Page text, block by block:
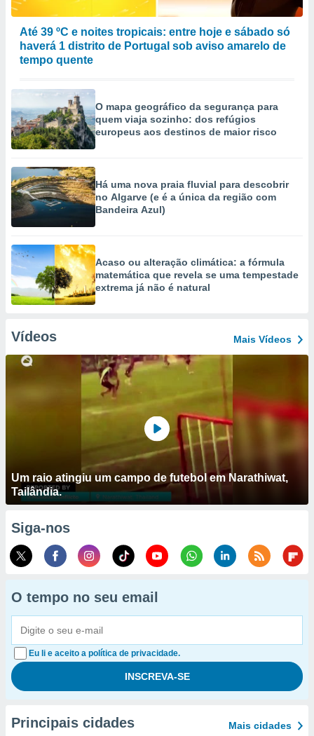
Até 39 ºC e noites tropicais: entre hoje e sábado só
haverá 1 distrito de Portugal sob aviso amarelo de
tempo quente
O mapa geográfico da segurança para
quem viaja sozinho: dos refúgios
europeus aos destinos de maior risco
Há uma nova praia fluvial para descobrir
no Algarve (e é a única da região com
Bandeira Azul)
Acaso ou alteração climática: a fórmula
matemática que revela se uma tempestade
extrema já não é natural
Vídeos Mais Vídeos
Um raio atingiu um campo de futebol em Narathiwat,
Tailândia.
Siga-nos
O tempo no seu email
Eu li e aceito a política de privacidade.
Principais cidades Mais cidades